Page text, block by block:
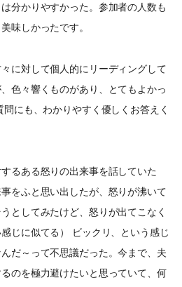
分かりやすかった。参加者の人数も
味しかったです。
に対して個人的にリーディングして
色々響くものがあり、とてもよかっ
にも、わかりやすく優しくお答えく
るある怒りの出来事を話していた
をふと思い出したが、怒りが沸いて
としてみたけど、怒りが出てこなく
じに似てる） ビックリ、という感じ
だ～って不思議だった。今まで、夫
のを極力避けたいと思っていて、何